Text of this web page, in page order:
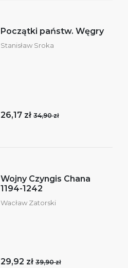
Początki państw. Węgry
Stanisław Sroka
26,17 zł 34,90 zł
Wojny Czyngis Chana
1194-1242
Wacław Zatorski
29,92 zł 39,90 zł